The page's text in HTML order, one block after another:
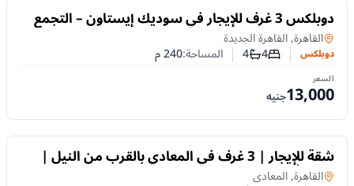
للايجار دوبلكس 3 غرف للإيجار في سوديك إيستاون – التجمع
الخامس | غرفة ناني
دوبلكس في
القاهرة, القاهرة الجديدة
دوبلكس عدد غرف النوم
4عدد الحمامات
4 المساحة:240م
السعر
13,000جنيه
للايجار شقة للإيجار | 3 غرف في المعادي بالقرب من النيل |
يومي أو شهري
شقةفي
القاهرة, المعادى